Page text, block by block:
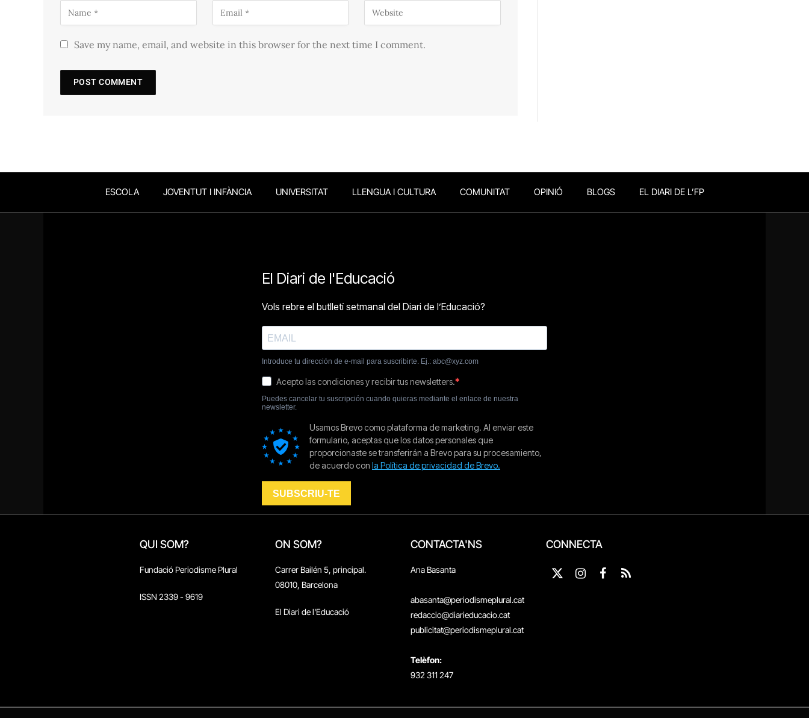
Save my name, email, and website in this browser for the next time I comment.
ESCOLA JOVENTUT I INFÀNCIA UNIVERSITAT LLENGUA I CULTURA COMUNITAT OPINIÓ BLOGS EL DIARI DE L’FP
QUI SOM?
Fundació Periodisme Plural
ISSN 2339 - 9619
ON SOM?
Carrer Bailén 5, principal.
08010, Barcelona
El Diari de l'Educació
CONTACTA'NS
Ana Basanta
abasanta@periodismeplural.cat
redaccio@diarieducacio.cat
publicitat@periodismeplural.cat
Telèfon:
932 311 247
CONNECTA
X
Instagram
Facebook
RSS